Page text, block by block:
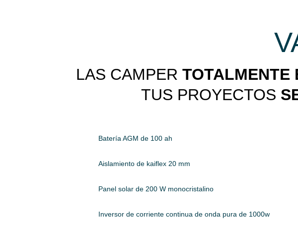
LAS CAMPER TOTALMENTE
TUS PROYECTOS
Batería AGM de 100 ah
Aislamiento de kaiflex 20 mm
Panel solar de 200 W monocristalino
Inversor de corriente continua de onda pura de 1000w